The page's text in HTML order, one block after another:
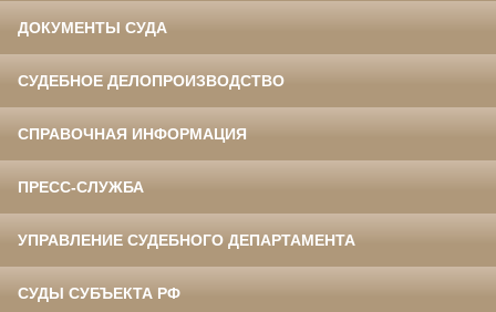
ДОКУМЕНТЫ СУДА
СУДЕБНОЕ ДЕЛОПРОИЗВОДСТВО
СПРАВОЧНАЯ ИНФОРМАЦИЯ
ПРЕСС-СЛУЖБА
УПРАВЛЕНИЕ СУДЕБНОГО ДЕПАРТАМЕНТА
СУДЫ СУБЪЕКТА РФ